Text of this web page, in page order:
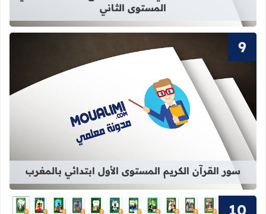
المستوى الثاني
قراءة المزيد عن سور القرآن الكريم
سور القرآن الكريم المستوى الأول ابتدائي بالمغرب